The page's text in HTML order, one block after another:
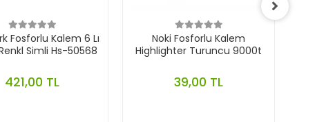
Fosforlu Kalem 6 Lı
Renkl Simli Hs-50568
421,00 TL
Noki Fosforlu Kalem
Highlighter Turuncu 9000t
39,00 TL